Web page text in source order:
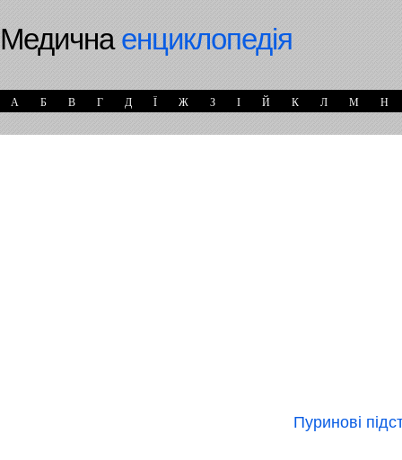
Медичнаенциклопедія
А Б В Г Д Ї Ж З І Й К Л М Н
Пуринові